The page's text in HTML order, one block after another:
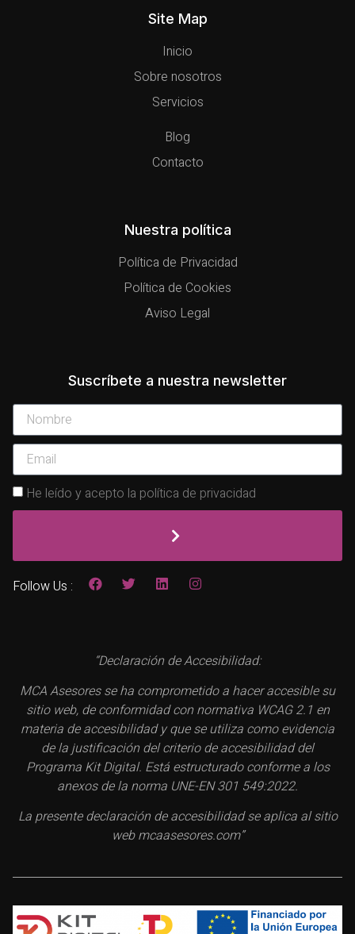
Site Map
Inicio
Sobre nosotros
Servicios
Blog
Contacto
Nuestra política
Política de Privacidad
Política de Cookies
Aviso Legal
Suscríbete a nuestra newsletter
He leído y acepto la política de privacidad
Follow Us :
“Declaración de Accesibilidad:
MCA Asesores se ha comprometido a hacer accesible su
sitio web, de conformidad con normativa WCAG 2.1 en
materia de accesibilidad y que se utiliza como evidencia
de la justificación del criterio de accesibilidad del
Programa Kit Digital. Está estructurado conforme a los
anexos de la norma UNE-EN 301 549:2022.
La presente declaración de accesibilidad se aplica al sitio
web mcaasesores.com”